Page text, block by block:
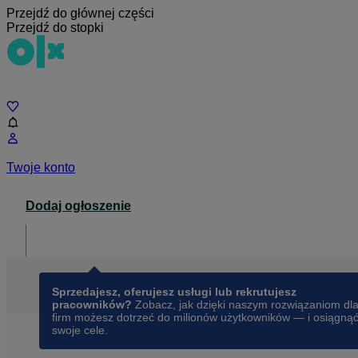
Przejdź do głównej części
Przejdź do stopki
Twoje konto
Dodaj ogłoszenie
Sprzedajesz, oferujesz usługi lub rekrutujesz
pracowników? Zobacz, jak dzięki naszym rozwiązaniom dla
firm możesz dotrzeć do milionów użytkowników — i osiągnąć
swoje cele.